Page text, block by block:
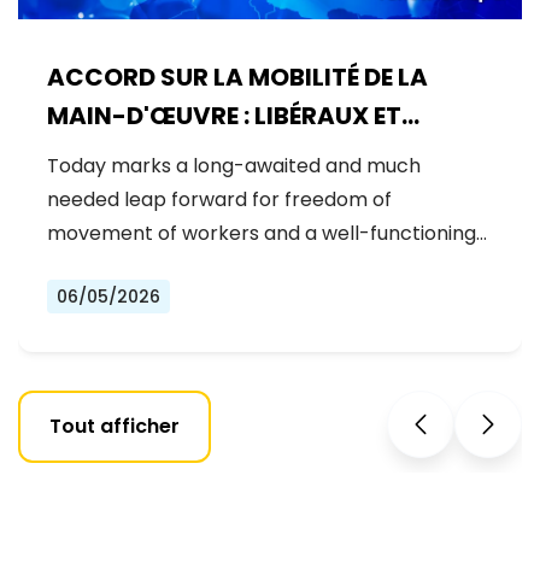
ACCORD SUR LA MOBILITÉ DE LA
MAIN-D'ŒUVRE : LIBÉRAUX ET
DÉMOCRATES CÉLÈBRENT UNE
NOUVELLE ÈRE POUR DES DROITS DES
TRAVAILLEURS RENFORCÉS DANS
Today marks a long-awaited and much
needed leap forward for freedom of
movement of workers and a well-functioning…
06/05/2026
Tout afficher